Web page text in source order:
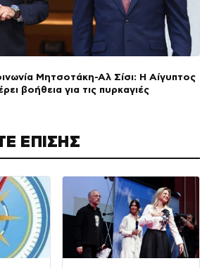
Μητσοτάκη-Αλ Σίσι: Η Αίγυπτος
βοήθεια για τις πυρκαγιές
ΕΠΙΣΗΣ